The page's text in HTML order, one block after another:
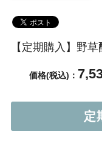
【定期購入】野
価格(税込)：